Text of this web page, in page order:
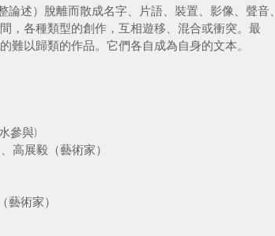
述）脫離而散成名字、片語、裝置、影像、聲音、
，各種類型的創作，互相遊移、混合或衝突。最
難以歸類的作品。它們各自成為自身的文本。
參與)
高展毅（藝術家）
術家）